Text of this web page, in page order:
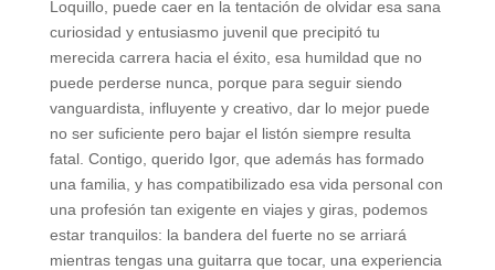
Loquillo, puede caer en la tentación de olvidar esa sana
curiosidad y entusiasmo juvenil que precipitó tu
merecida carrera hacia el éxito, esa humildad que no
puede perderse nunca, porque para seguir siendo
vanguardista, influyente y creativo, dar lo mejor puede
no ser suficiente pero bajar el listón siempre resulta
fatal. Contigo, querido Igor, que además has formado
una familia, y has compatibilizado esa vida personal con
una profesión tan exigente en viajes y giras, podemos
estar tranquilos: la bandera del fuerte no se arriará
mientras tengas una guitarra que tocar, una experiencia